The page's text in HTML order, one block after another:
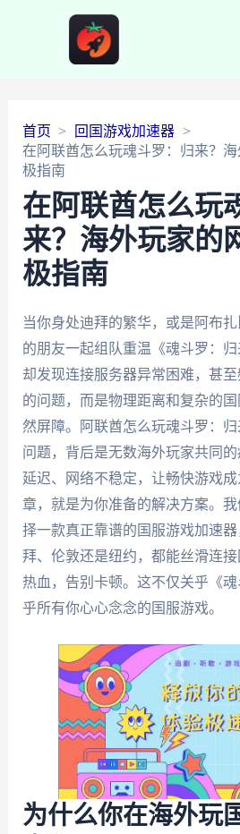
首页
回国游戏加速器
在阿联酋怎么玩魂斗罗：归来？
极指南
在阿联酋怎么玩
来？海外玩家的
极指南
当你身处迪拜的繁华，或是阿布
的朋友一起组队重温《魂斗罗：归
却发现连接服务器异常困难，甚
的问题，而是物理距离和复杂的
然屏障。阿联酋怎么玩魂斗罗：
问题，背后是无数海外玩家共同
延迟、网络不稳定，让畅快游戏
章，就是为你准备的解决方案。
择一款真正靠谱的国服游戏加速
拜、伦敦还是纽约，都能丝滑连
热血，告别卡顿。这不仅关乎《
乎所有你心心念念的国服游戏。
为什么你在海外玩